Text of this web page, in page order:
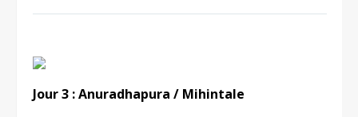
Jour 3 : Anuradhapura / Mihintale